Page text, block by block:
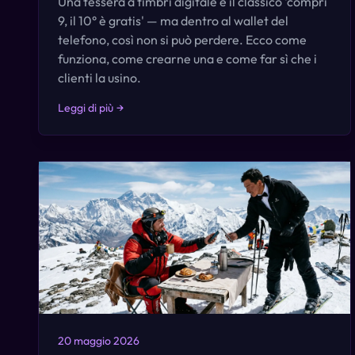
9, il 10° è gratis' — ma dentro al wallet del
telefono, così non si può perdere. Ecco come
funziona, come crearne una e come far sì che i
clienti la usino.
Leggi di più →
20 maggio 2026